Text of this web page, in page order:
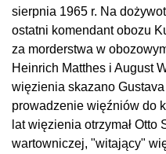
sierpnia 1965 r. Na
ostatni komendant obozu
za morderstwa w
Heinrich Matthes i August
więzienia skazano
prowadzenie więźniów do
lat więzienia otrzymał
wartowniczej, "witający"